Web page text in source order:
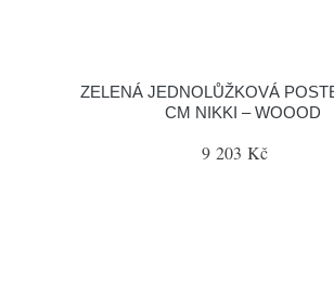
ZELENÁ JEDNOLŮŽKOVÁ
CM NIKKI – WOOOD
9 203 Kč